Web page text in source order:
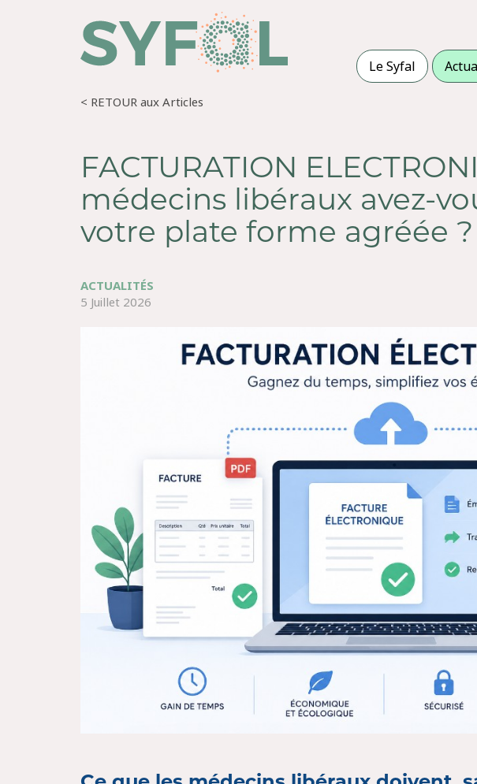
Le Syfal
< RETOUR aux Articles
FACTURATION
médecins libéraux avez-
votre plate forme agréée ?
ACTUALITÉS
5 Juillet 2026